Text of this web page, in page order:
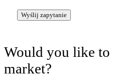
Wyślij zapytanie
Would you like to
market?